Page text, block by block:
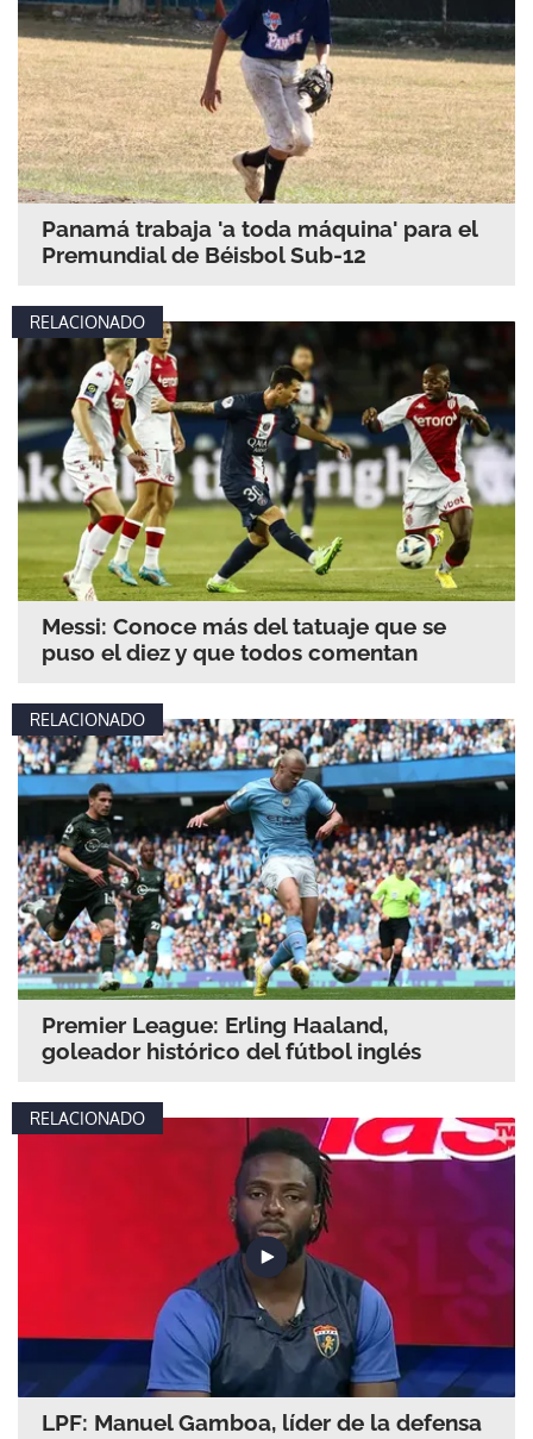
Panamá trabaja 'a toda máquina' para el
Premundial de Béisbol Sub-12
RELACIONADO
Messi: Conoce más del tatuaje que se
puso el diez y que todos comentan
RELACIONADO
Premier League: Erling Haaland,
goleador histórico del fútbol inglés
RELACIONADO
LPF: Manuel Gamboa, líder de la defensa